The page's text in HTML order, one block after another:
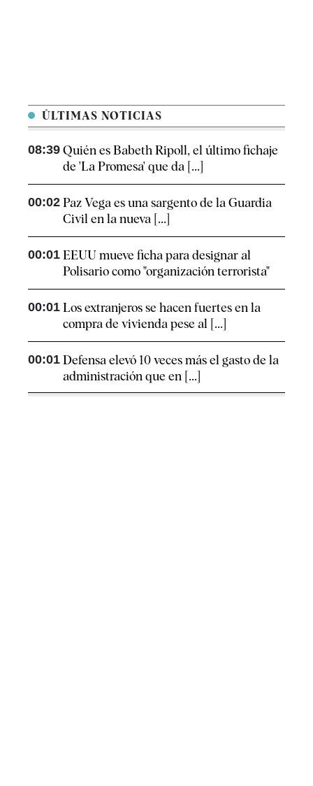
ÚLTIMAS NOTICIAS
08:39 Quién es Babeth Ripoll, el último fichaje
de 'La Promesa' que da [...]
00:02 Paz Vega es una sargento de la Guardia
Civil en la nueva [...]
00:01 EEUU mueve ficha para designar al
Polisario como "organización terrorista"
00:01 Los extranjeros se hacen fuertes en la
compra de vivienda pese al [...]
00:01 Defensa elevó 10 veces más el gasto de la
administración que en [...]